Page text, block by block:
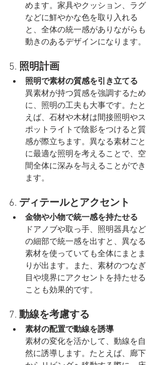
めます。家具やクッション、ラグ
などに鮮やかな色を取り入れる
と、全体の統一感がありながらも
動きのあるデザインになります。
5. 照明計画
照明で素材の質感を引き立てる
異素材が持つ質感を強調するため
に、照明の工夫も大事です。たと
えば、石材や木材は間接照明やス
ポットライトで陰影をつけると質
感が際立ちます。異なる素材ごと
に最適な照明を考えることで、空
間全体に深みを与えることができ
ます。
6. ディテールとアクセント
金物や小物で統一感を持たせる
ドアノブや取っ手、照明器具など
の細部で統一感を出すと、異なる
素材を使っていても全体にまとま
りが出ます。また、素材のつなぎ
目や境界にアクセントを持たせる
ことも効果的です。
7. 動線を考慮する
素材の配置で動線を誘導
素材の変化を活かして、動線を自
然に誘導します。たとえば、廊下